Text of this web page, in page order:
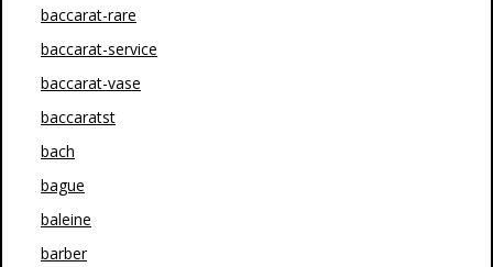
baccarat-rare
baccarat-service
baccarat-vase
baccaratst
bach
bague
baleine
barber